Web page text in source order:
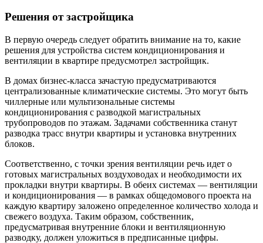
Решения от застройщика
В первую очередь следует обратить внимание на то, какие
решения для устройства систем кондиционирования и
вентиляции в квартире предусмотрел застройщик.
В домах бизнес-класса зачастую предусматриваются
централизованные климатические системы. Это могут быть
чиллерные или мультизональные системы
кондиционирования с разводкой магистральных
трубопроводов по этажам. Задачами собственника станут
разводка трасс внутри квартиры и установка внутренних
блоков.
Соответственно, с точки зрения вентиляции речь идет о
готовых магистральных воздуховодах и необходимости их
прокладки внутри квартиры. В обеих системах — вентиляции
и кондиционирования — в рамках общедомового проекта на
каждую квартиру заложено определенное количество холода и
свежего воздуха. Таким образом, собственник,
предусматривая внутренние блоки и вентиляционную
разводку, должен уложиться в предписанные цифры.